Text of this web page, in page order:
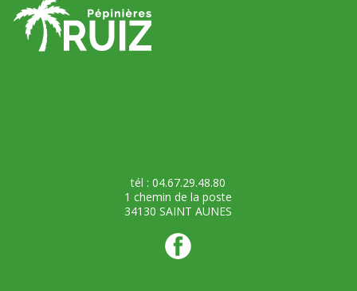
tél : 04.67.29.48.80
1 chemin de la poste
34130 SAINT AUNES